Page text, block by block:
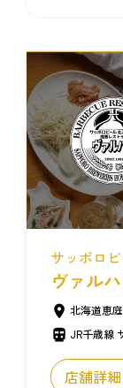
サッポロ
ヴァル
北海道恵
JR千歳線
店舗詳